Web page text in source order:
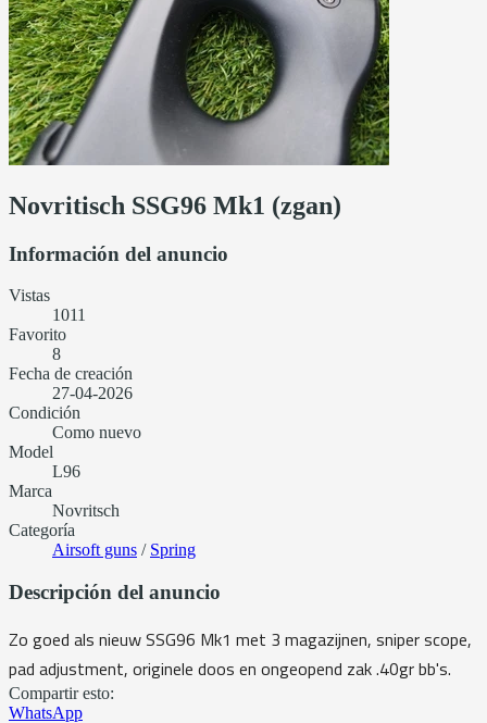
Novritisch SSG96 Mk1 (zgan)
Información del anuncio
Vistas
1011
Favorito
8
Fecha de creación
27-04-2026
Condición
Como nuevo
Model
L96
Marca
Novritsch
Categoría
Airsoft guns / Spring
Descripción del anuncio
Zo goed als nieuw SSG96 Mk1 met 3 magazijnen, sniper scope,
pad adjustment, originele doos en ongeopend zak .40gr bb's.
Compartir esto:
WhatsApp